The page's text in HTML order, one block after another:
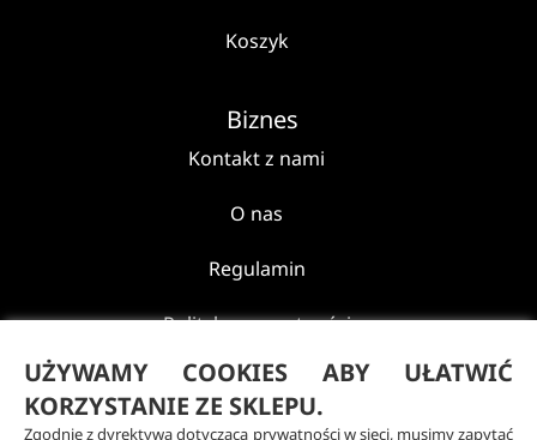
UŻYWAMY COOKIES ABY UŁATWIĆ
KORZYSTANIE ZE SKLEPU.
Zgodnie z dyrektywą dotyczącą prywatności w sieci, musimy zapytać
Koszyk
Biznes
Kontakt z nami
O nas
Regulamin
Polityka prywatności
Reklamacje i zwroty